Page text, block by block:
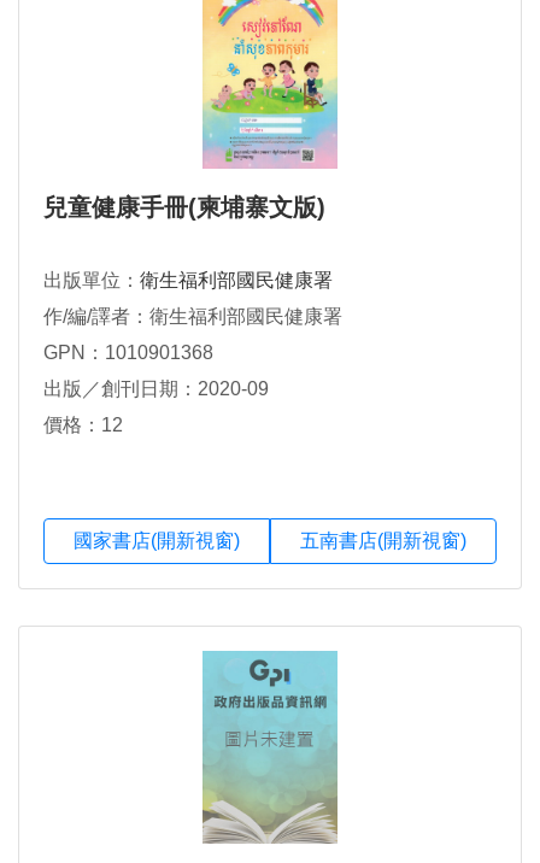
兒童健康手冊(柬埔寨文版)
出版單位： 衛生福利部國民健康署
作/編/譯者：衛生福利部國民健康署
GPN：1010901368
出版／創刊日期：2020-09
價格：12
國家書店(開新視窗) 五南書店(開新視窗)